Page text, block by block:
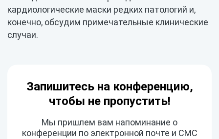
кардиологические маски редких патологий и,
конечно, обсудим примечательные клинические
случаи.
Запишитесь на конференцию,
чтобы не пропустить!
Мы пришлем вам напоминание о
конференции по электронной почте и СМС